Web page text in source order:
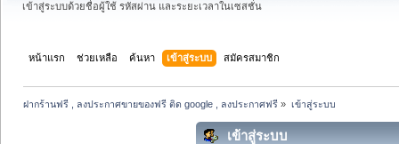
เข้าสู่ระบบด้วยชื่อผู้ใช้ รหัสผ่าน และระยะเวลาในเซสชั่น
หน้าแรก ช่วยเหลือ ค้นหา เข้าสู่ระบบ สมัครสมาชิก
ฝากร้านฟรี , ลงประกาศขายของฟรี ติด google , ลงประกาศฟรี » เข้าสู่ระบบ
เข้าสู่ระบบ